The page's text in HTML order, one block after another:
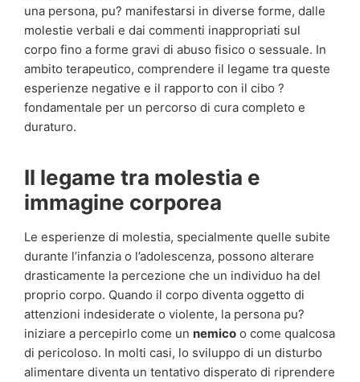
una persona, pu? manifestarsi in diverse forme, dalle
molestie verbali e dai commenti inappropriati sul
corpo fino a forme gravi di abuso fisico o sessuale. In
ambito terapeutico, comprendere il legame tra queste
esperienze negative e il rapporto con il cibo ?
fondamentale per un percorso di cura completo e
duraturo.
Il legame tra molestia e
immagine corporea
Le esperienze di molestia, specialmente quelle subite
durante l’infanzia o l’adolescenza, possono alterare
drasticamente la percezione che un individuo ha del
proprio corpo. Quando il corpo diventa oggetto di
attenzioni indesiderate o violente, la persona pu?
iniziare a percepirlo come un nemico o come qualcosa
di pericoloso. In molti casi, lo sviluppo di un disturbo
alimentare diventa un tentativo disperato di riprendere